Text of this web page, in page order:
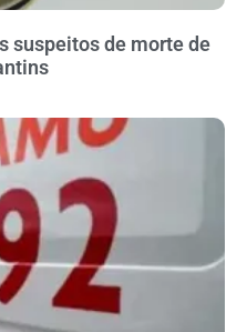
suspeitos de morte de